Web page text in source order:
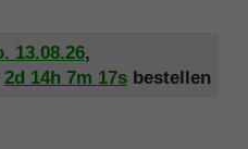
13.08.26,
2d 14h 7m 16sbestellen